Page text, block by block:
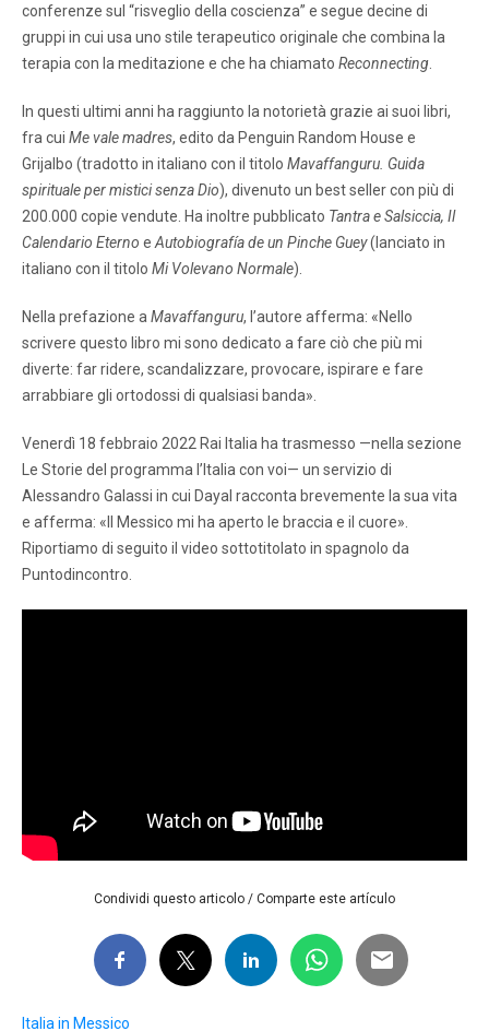
conferenze sul “risveglio della coscienza” e segue decine di
gruppi in cui usa uno stile terapeutico originale che combina la
terapia con la meditazione e che ha chiamato Reconnecting
In questi ultimi anni ha raggiunto la notorietà grazie ai suoi libri,
fra cui Me vale madres, edito da Penguin Random House e
Grijalbo (tradotto in italiano con il titolo Mavaffanguru. Guida
spirituale per mistici senza Dio), divenuto un best seller con più di
200.000 copie vendute. Ha inoltre pubblicato Tantra e Salsiccia, Il
Calendario Eterno e Autobiografía de un Pinche Guey(lanciato in
italiano con il titolo Mi Volevano Normale).
Nella prefazione a Mavaffanguru, l’autore afferma: «Nello
scrivere questo libro mi sono dedicato a fare ciò che più mi
diverte: far ridere, scandalizzare, provocare, ispirare e fare
arrabbiare gli ortodossi di qualsiasi banda».
Venerdì 18 febbraio 2022 Rai Italia ha trasmesso —nella sezione
Le Storie del programma l’Italia con voi— un servizio di
Alessandro Galassi in cui Dayal racconta brevemente la sua vita
e afferma: «Il Messico mi ha aperto le braccia e il cuore».
Riportiamo di seguito il video sottotitolato in spagnolo da
Puntodincontro.
Condividi questo articolo / Comparte este artículo
Italia in Messico